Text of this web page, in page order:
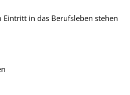
in das Berufsleben stehen